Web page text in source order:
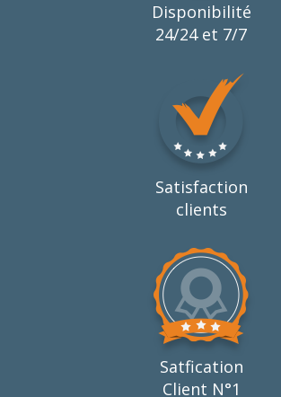
Disponibilité
24/24 et 7/7
Satisfaction
clients
Satfication
Client N°1